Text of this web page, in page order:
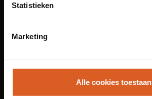
Statistieken
Marketing
Alle cookies toestaan